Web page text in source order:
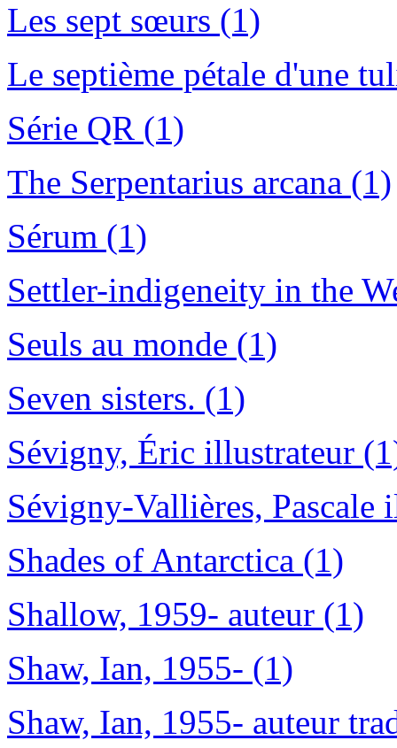
Les sept sœurs (1)
Le septième pétale d'une
Série QR (1)
The Serpentarius arcana (1)
Sérum (1)
Settler-indigeneity in the
Seuls au monde (1)
Seven sisters. (1)
Sévigny, Éric illustrateur
Sévigny-Vallières, Pascale
Shades of Antarctica (1)
Shallow, 1959- auteur (1)
Shaw, Ian, 1955- (1)
Shaw, Ian, 1955- auteur